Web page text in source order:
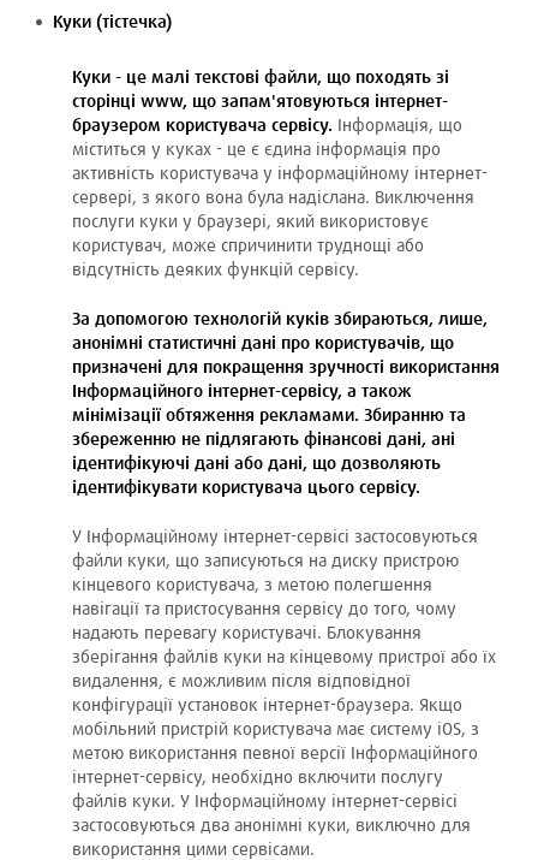
Куки (тістечка)
Куки - це малі текстові файли, що походять зі
сторінці www, що запам'ятовуються інтернет-
браузером користувача сервісу. Інформація, що
міститься у куках - це є єдина інформація про
активність користувача у інформаційному інтернет-
сервері, з якого вона була надіслана. Виключення
послуги куки у браузері, який використовує
користувач, може спричинити труднощі або
відсутність деяких функцій сервісу.
За допомогою технологій куків збираються, лише,
анонімні статистичні дані про користувачів, що
призначені для покращення зручності використання
Інформаційного інтернет-сервісу, а також
мінімізації обтяження рекламами. Збиранню та
збереженню не підлягають фінансові дані, ані
ідентифікуючі дані або дані, що дозволяють
ідентифікувати користувача цього сервісу.
У Інформаційному інтернет-сервісі застосовуються
файли куки, що записуються на диску пристрою
кінцевого користувача, з метою полегшення
навігації та пристосування сервісу до того, чому
надають перевагу користувачі. Блокування
зберігання файлів куки на кінцевому пристрої або їх
видалення, є можливим після відповідної
конфігурації установок інтернет-браузера. Якщо
мобільний пристрій користувача має систему iOS, з
метою використання певної версії Інформаційного
інтернет-сервісу, необхідно включити послугу
файлів куки. У Інформаційному інтернет-сервісі
застосовуються два анонімні куки, виключно для
використання цими сервісами.